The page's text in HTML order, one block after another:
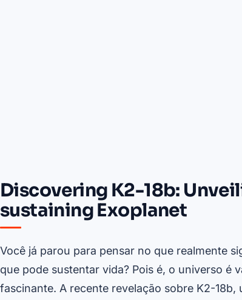
Discovering K2-18b:
sustaining Exoplanet
Você já parou para pensar no que realmente
que pode sustentar vida? Pois é, o universo é
fascinante. A recente revelação sobre K2-